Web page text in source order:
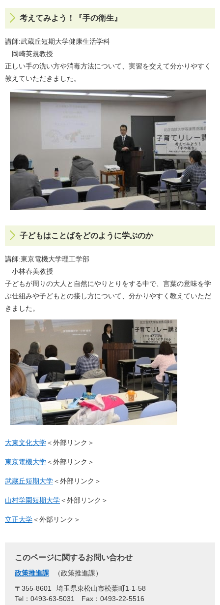
考えてみよう！『手の衛生』
講師:武蔵丘短期大学健康生活学科
岡崎英規教授
正しい手の洗い方や消毒方法について、実習を交えて分かりやすく
教えていただきました。
子どもはことばをどのように学ぶのか
講師:東京電機大学理工学部
小林春美教授
子どもが周りの大人と自然にやりとりをする中で、言葉の意味を学
ぶ仕組みや子どもとの接し方について、分かりやすく教えていただ
きました。
大東文化大学＜外部リンク＞
東京電機大学＜外部リンク＞
武蔵丘短期大学＜外部リンク＞
山村学園短期大学＜外部リンク＞
立正大学＜外部リンク＞
このページに関するお問い合わせ
政策推進課
政策推進課
〒355-8601
埼玉県東松山市松葉町1-1-58
Tel：0493-63-5031
Fax：0493-22-5516